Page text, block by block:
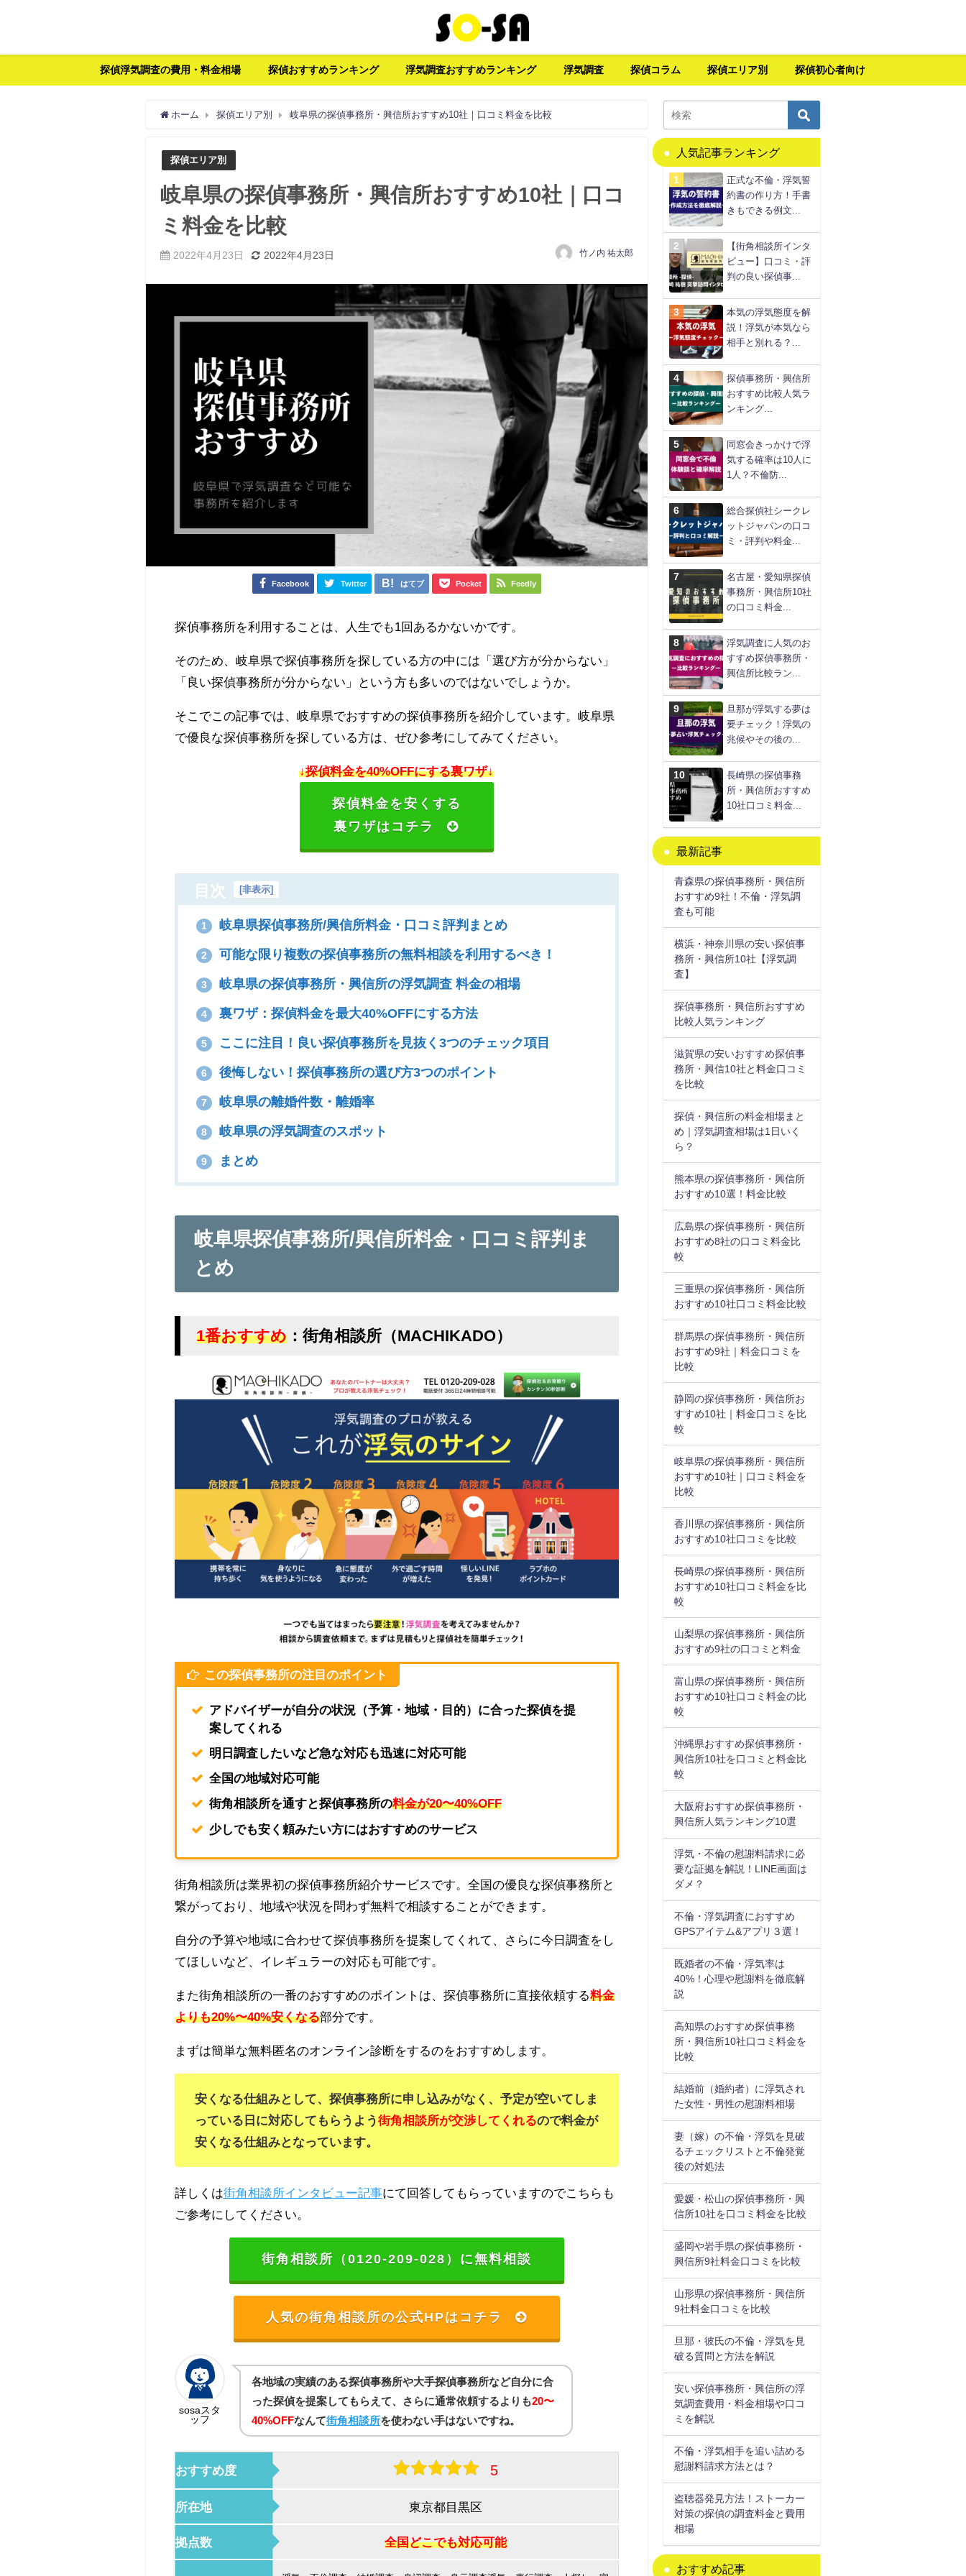
探偵浮気調査の費用・料金相場 探偵おすすめランキング 浮気調査おすすめランキング 浮気調査 探偵コラム 探偵エリア別 探偵初心者向け
ホーム 探偵エリア別 岐阜県の探偵事務所・興信所おすすめ10社｜口コミ料金を比較
探偵エリア別
岐阜県の探偵事務所・興信所おすすめ10社｜口コ
ミ料金を比較
2022年4月23日 2022年4月23日 竹ノ内 祐太郎
Facebook Twitter はてブ Pocket Feedly
探偵事務所を利用することは、人生でも1回あるかないかです。
そのため、岐阜県で探偵事務所を探している方の中には「選び方が分からない」
「良い探偵事務所が分からない」という方も多いのではないでしょうか。
そこでこの記事では、岐阜県でおすすめの探偵事務所を紹介しています。岐阜県
で優良な探偵事務所を探している方は、ぜひ参考にしてみてください。
↓探偵料金を40%OFFにする裏ワザ↓
探偵料金を安くする
裏ワザはコチラ
目次 [非表示]
1 岐阜県探偵事務所/興信所料金・口コミ評判まとめ
2 可能な限り複数の探偵事務所の無料相談を利用するべき！
3 岐阜県の探偵事務所・興信所の浮気調査 料金の相場
4 裏ワザ：探偵料金を最大40%OFFにする方法
5 ここに注目！良い探偵事務所を見抜く3つのチェック項目
6 後悔しない！探偵事務所の選び方3つのポイント
7 岐阜県の離婚件数・離婚率
8 岐阜県の浮気調査のスポット
9 まとめ
岐阜県探偵事務所/興信所料金・口コミ評判ま
とめ
1番おすすめ：街角相談所（MACHIKADO）
この探偵事務所の注目のポイント
アドバイザーが自分の状況（予算・地域・目的）に合った探偵を提
案してくれる
明日調査したいなど急な対応も迅速に対応可能
全国の地域対応可能
街角相談所を通すと探偵事務所の料金が20〜40%OFF
少しでも安く頼みたい方にはおすすめのサービス
街角相談所は業界初の探偵事務所紹介サービスです。 全国の優良な探偵事務所と
繋がっており、地域や状況を問わず無料で相談することができます。
自分の予算や地域に合わせて探偵事務所を提案してくれて、さらに今日調査をし
てほしいなど、イレギュラーの対応も可能です。
また街角相談所の一番のおすすめのポイントは、探偵事務所に直接依頼する料金
よりも20%〜40%安くなる部分です。
まずは簡単な無料匿名のオンライン診断をするのをおすすめします。
安くなる仕組みとして、探偵事務所に申し込みがなく、予定が空いてしま
っている日に対応してもらうよう街角相談所が交渉してくれるので料金が
安くなる仕組みとなっています。
詳しくは街角相談所インタビュー記事にて回答してもらっていますのでこちらも
ご参考にしてください。
街角相談所（0120-209-028）に無料相談
人気の街角相談所の公式HPはコチラ
sosaスタ
ッフ
各地域の実績のある探偵事務所や大手探偵事務所など自分に合
った探偵を提案してもらえて、さらに通常依頼するよりも20〜
40%OFFなんて街角相談所を使わない手はないですね。
おすすめ度 5
所在地 東京都目黒区
拠点数 全国どこでも対応可能
人気記事ランキング
正式な不倫・浮気誓
約書の作り方！手書
きもできる例文...
【街角相談所インタ
ビュー】口コミ・評
判の良い探偵事...
本気の浮気態度を解
説！浮気が本気なら
相手と別れる？...
探偵事務所・興信所
おすすめ比較人気ラ
ンキング...
同窓会きっかけで浮
気する確率は10人に
1人？不倫防...
総合探偵社シークレ
ットジャパンの口コ
ミ・評判や料金...
名古屋・愛知県探偵
事務所・興信所10社
の口コミ料金...
浮気調査に人気のお
すすめ探偵事務所・
興信所比較ラン...
旦那が浮気する夢は
要チェック！浮気の
兆候やその後の...
長崎県の探偵事務
所・興信所おすすめ
10社口コミ料金...
最新記事
青森県の探偵事務所・興信所
おすすめ9社！不倫・浮気調
査も可能
横浜・神奈川県の安い探偵事
務所・興信所10社【浮気調
査】
探偵事務所・興信所おすすめ
比較人気ランキング
滋賀県の安いおすすめ探偵事
務所・興信10社と料金口コミ
を比較
探偵・興信所の料金相場まと
め｜浮気調査相場は1日いく
ら？
熊本県の探偵事務所・興信所
おすすめ10選！料金比較
広島県の探偵事務所・興信所
おすすめ8社の口コミ料金比
較
三重県の探偵事務所・興信所
おすすめ10社口コミ料金比較
群馬県の探偵事務所・興信所
おすすめ9社｜料金口コミを
比較
静岡の探偵事務所・興信所お
すすめ10社｜料金口コミを比
較
岐阜県の探偵事務所・興信所
おすすめ10社｜口コミ料金を
比較
香川県の探偵事務所・興信所
おすすめ10社口コミを比較
長崎県の探偵事務所・興信所
おすすめ10社口コミ料金を比
較
山梨県の探偵事務所・興信所
おすすめ9社の口コミと料金
富山県の探偵事務所・興信所
おすすめ10社口コミ料金の比
較
沖縄県おすすめ探偵事務所・
興信所10社を口コミと料金比
較
大阪府おすすめ探偵事務所・
興信所人気ランキング10選
浮気・不倫の慰謝料請求に必
要な証拠を解説！LINE画面は
ダメ？
不倫・浮気調査におすすめ
GPSアイテム&アプリ３選！
既婚者の不倫・浮気率は
40%！心理や慰謝料を徹底解
説
高知県のおすすめ探偵事務
所・興信所10社口コミ料金を
比較
結婚前（婚約者）に浮気され
た女性・男性の慰謝料相場
妻（嫁）の不倫・浮気を見破
るチェックリストと不倫発覚
後の対処法
愛媛・松山の探偵事務所・興
信所10社を口コミ料金を比較
盛岡や岩手県の探偵事務所・
興信所9社料金口コミを比較
山形県の探偵事務所・興信所
9社料金口コミを比較
旦那・彼氏の不倫・浮気を見
破る質問と方法を解説
安い探偵事務所・興信所の浮
気調査費用・料金相場や口コ
ミを解説
不倫・浮気相手を追い詰める
慰謝料請求方法とは？
盗聴器発見方法！ストーカー
対策の探偵の調査料金と費用
相場
おすすめ記事